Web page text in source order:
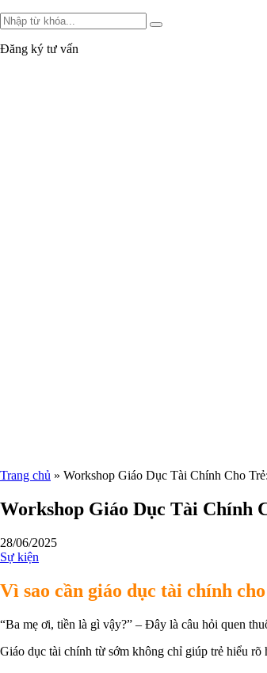
Đăng ký tư vấn
Trang chủ » Workshop Giáo Dục Tài Chính Cho
Workshop Giáo Dục Tài Chính
28/06/2025
Sự kiện
Vì sao cần giáo dục tài chính
“Ba mẹ ơi, tiền là gì vậy?” – Đây là câu hỏi quen
Giáo dục tài chính từ sớm không chỉ giúp trẻ hiểu